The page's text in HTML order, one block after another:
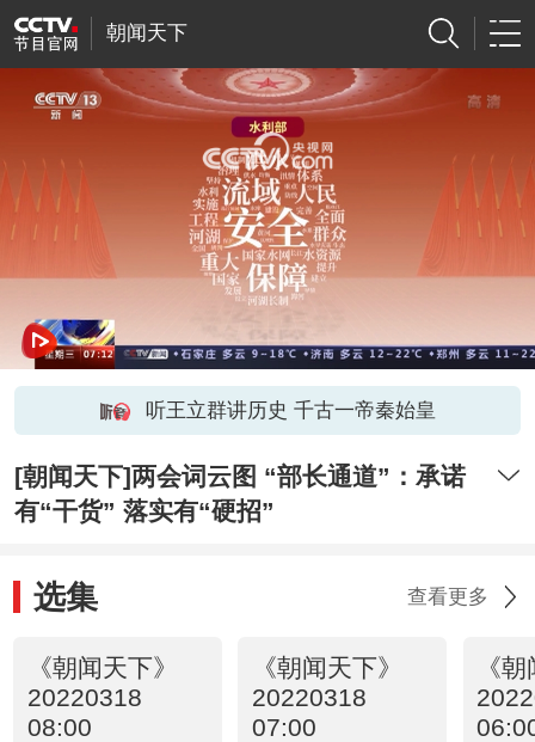
朝闻天下
网络开小差了，请稍后再试
听王立群讲历史 千古一帝秦始皇
[朝闻天下]两会词云图 “部长通道”：承诺
有“干货” 落实有“硬招”
选集 查看更多
《朝闻天下》
20220318
08:00
《朝闻天下》
20220318
07:00
《